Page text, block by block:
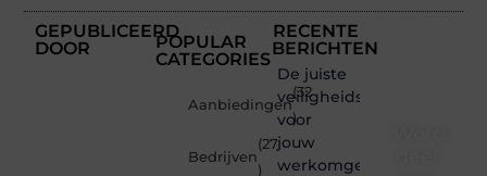
GEPUBLICEERD
DOOR
POPULAR
CATEGORIES
Aanbiedingen
(32
)
Bedrijven
(27
)
RECENTE
BERICHTEN
De juiste
veiligheidsschoenen
voor
jouw
werkomgeving